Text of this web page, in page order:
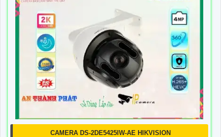
CAMERA DS-2DE5425IW-AE HIKVISION